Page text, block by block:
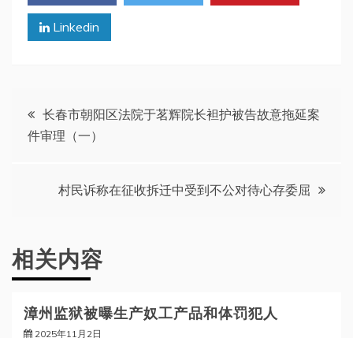
Linkedin
文
章
长春市朝阳区法院于茗辉院长袒护被告故意拖延案
件审理（一）
村民诉称在征收拆迁中受到不公对待心存委屈
相关内容
漳州监狱被曝生产奴工产品和体罚犯人
2025年11月2日